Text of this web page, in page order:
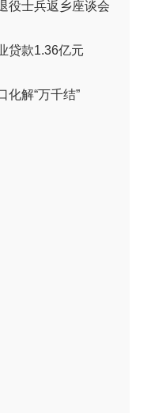
役士兵返乡座谈会
贷款1.36亿元
化解“万千结”